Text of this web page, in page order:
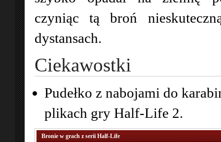
czyniąc tą broń
dystansach.
Ciekawostki
Pudełko z nabojami do
plikach gry Half-Life 2.
Bronie w grach z serii Half-Life